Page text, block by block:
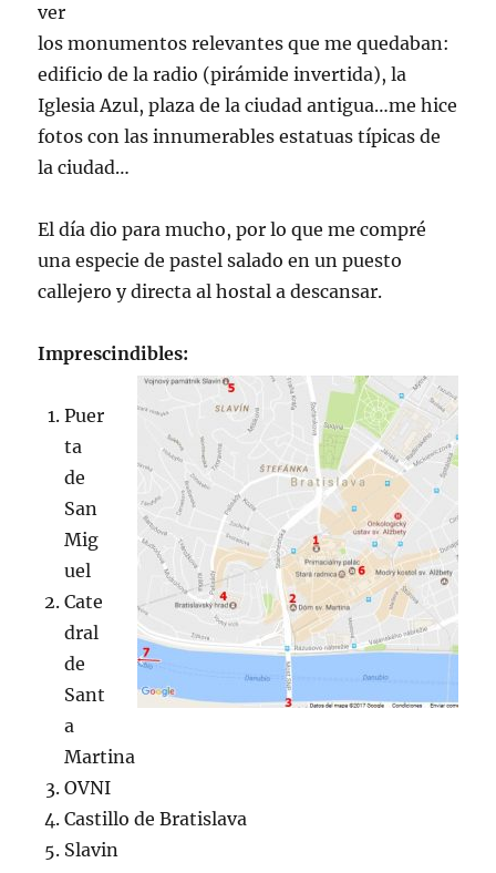
ver
los monumentos relevantes que me quedaban:
edificio de la radio (pirámide invertida), la
Iglesia Azul, plaza de la ciudad antigua…me hice
fotos con las innumerables estatuas típicas de
la ciudad…
El día dio para mucho, por lo que me compré
una especie de pastel salado en un puesto
callejero y directa al hostal a descansar.
Imprescindibles:
Puer
ta
de
San
Mig
uel
Cate
dral
de
Sant
a
Martina
OVNI
Castillo de Bratislava
Slavin